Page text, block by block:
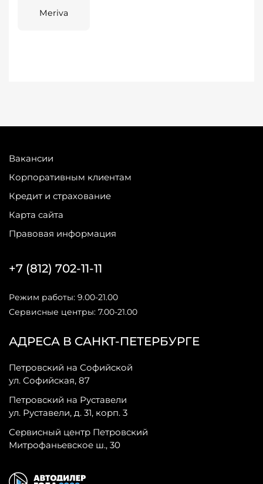
Meriva
Вакансии
Корпоративным клиентам
Кредит и страхование
Карта сайта
Правовая информация
АДРЕСА В САНКТ-ПЕТЕРБУРГЕ
Петровский на Софийской
ул. Софийская, 87
Петровский на Руставели
ул. Руставели, д. 31, корп. 3
Сервисный центр Петровский
Митрофаньевское ш., 30
+7 (812) 702-11-11
Режим работы: 9.00-21.00
Сервисные центры: 7.00-21.00